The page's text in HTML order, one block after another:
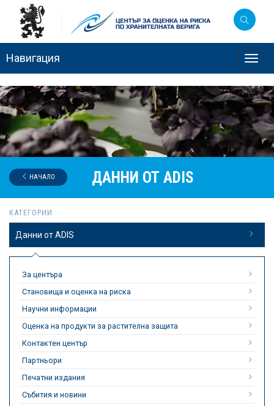
Навигация
ДАННИ ОТ ADIS
НАЧАЛО
КАТЕГОРИИ
Данни от ADIS
За центъра
Становища и оценка на риска
Научни информации
Оценка на продукти за растителна защита
Контактен център
Партньори
Печатни издания
Събития и новини